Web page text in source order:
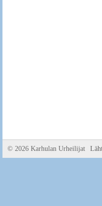
© 2026 Karhulan Urheilijat